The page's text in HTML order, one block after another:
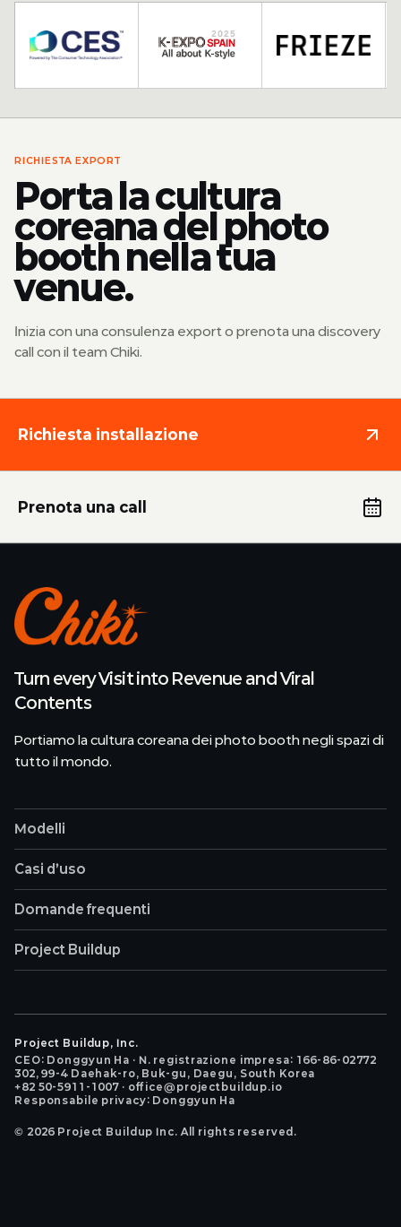
RICHIESTA EXPORT
Porta la cultura
coreana del photo
booth nella tua
venue.
Inizia con una consulenza export o prenota una discovery
call con il team Chiki.
Richiesta installazione
Prenota una call
Turn every Visit into Revenue and Viral
Contents
Portiamo la cultura coreana dei photo booth negli spazi di
tutto il mondo.
Modelli
Casi d’uso
Domande frequenti
Project Buildup
Project Buildup, Inc.
CEO: Donggyun Ha · N. registrazione impresa: 166-86-02772
302, 99-4 Daehak-ro, Buk-gu, Daegu, South Korea
+82 50-5911-1007 · office@projectbuildup.io
Responsabile privacy: Donggyun Ha
© 2026 Project Buildup Inc. All rights reserved.